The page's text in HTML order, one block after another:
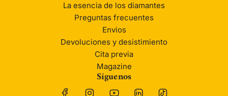
La esencia de los diamantes
Preguntas frecuentes
Envios
Devoluciones y desistimiento
Cita previa
Magazine
Síguenos